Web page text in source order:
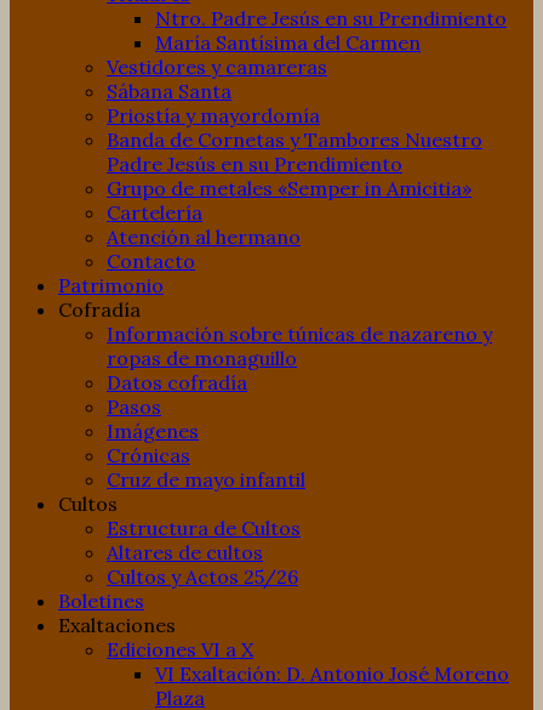
Ntro. Padre Jesús en su Prendimiento
María Santísima del Carmen
Vestidores y camareras
Sábana Santa
Priostía y mayordomía
Banda de Cornetas y Tambores Nuestro
Padre Jesús en su Prendimiento
Grupo de metales «Semper in Amicitia»
Cartelería
Atención al hermano
Contacto
Patrimonio
Cofradía
Información sobre túnicas de nazareno y
ropas de monaguillo
Datos cofradía
Pasos
Imágenes
Crónicas
Cruz de mayo infantil
Cultos
Estructura de Cultos
Altares de cultos
Cultos y Actos 25/26
Boletines
Exaltaciones
Ediciones VI a X
VI Exaltación: D. Antonio José Moreno
Plaza